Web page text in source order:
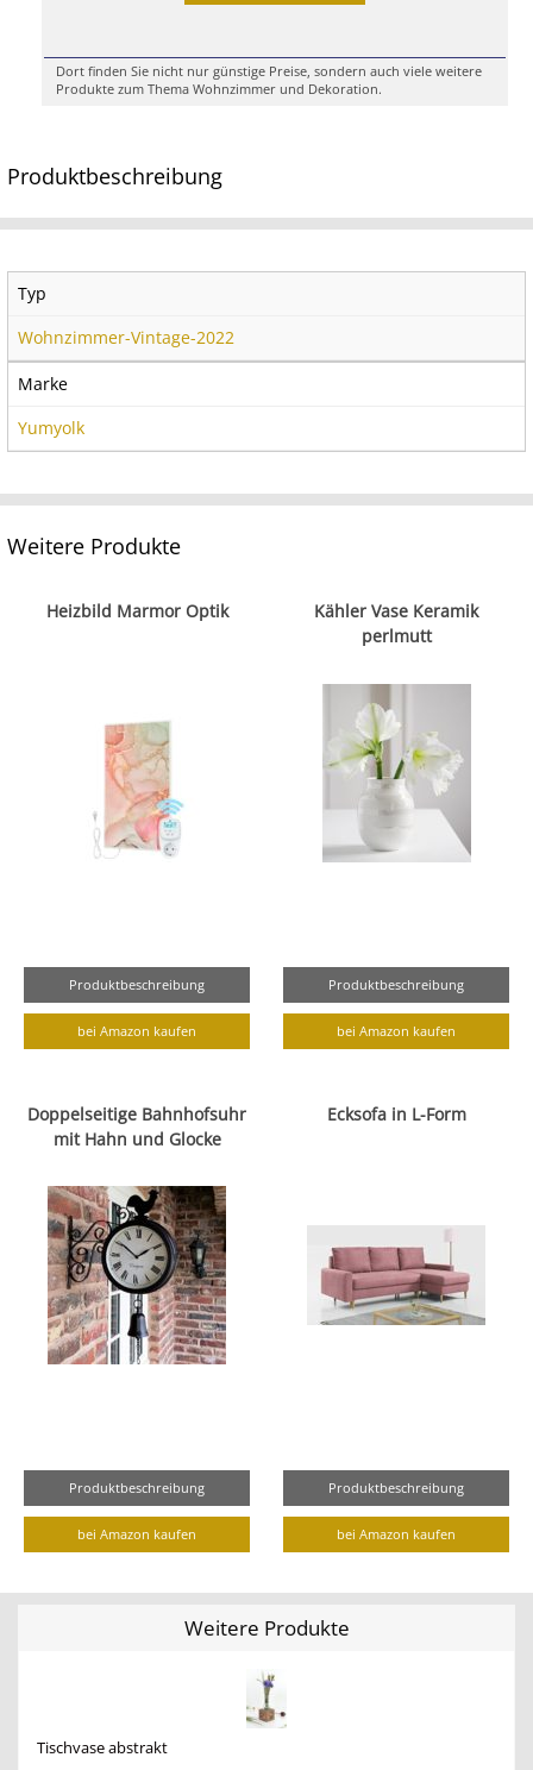
Dort finden Sie nicht nur günstige Preise, sondern auch viele weitere
Produkte zum Thema Wohnzimmer und Dekoration.
Produktbeschreibung
Typ
Wohnzimmer-Vintage-2022
Marke
Yumyolk
Weitere Produkte
Heizbild Marmor Optik
Produktbeschreibung
bei Amazon kaufen
Kähler Vase Keramik
perlmutt
Produktbeschreibung
bei Amazon kaufen
Doppelseitige Bahnhofsuhr
mit Hahn und Glocke
Produktbeschreibung
bei Amazon kaufen
Ecksofa in L-Form
Produktbeschreibung
bei Amazon kaufen
Weitere Produkte
Tischvase abstrakt